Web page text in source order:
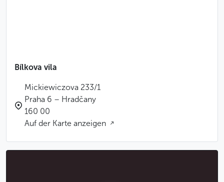
Bílkova vila
Mickiewiczova 233/1
Praha 6 – Hradčany
160 00
Auf der Karte anzeigen